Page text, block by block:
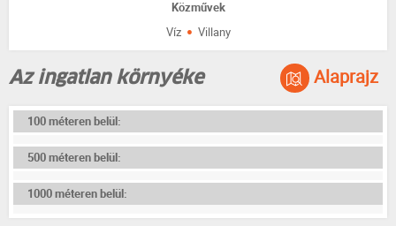
Közművek
Víz · Villany
Az ingatlan környéke Alaprajz
100 méteren belül:
500 méteren belül:
1000 méteren belül: